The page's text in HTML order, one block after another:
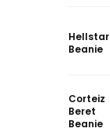
Hellstar
Beanie
Corteiz
Beret
Beanie